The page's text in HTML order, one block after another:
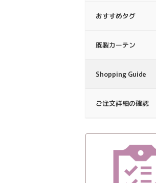
おすすめタグ
既製カーテン
Shopping Guide
ご注文詳細の確認